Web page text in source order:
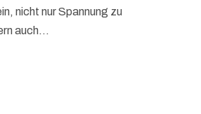
nicht nur Spannung zu
auch...